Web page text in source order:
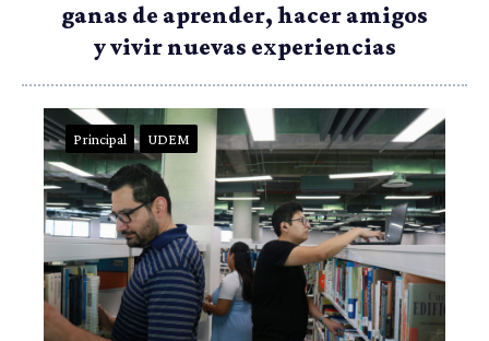
ganas de aprender, hacer amigos
y vivir nuevas experiencias
Principal UDEM